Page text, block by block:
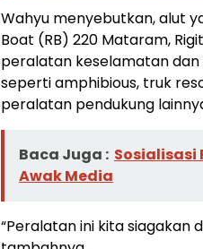
Wahyu menyebutkan, alut
Boat (RB) 220 Mataram,
peralatan keselamatan
seperti amphibious, truk
peralatan pendukung
Baca Juga : Sosialisasi
Awak Media
“Peralatan ini kita siagakan